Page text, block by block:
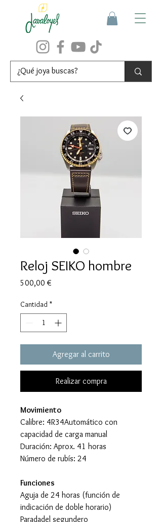
Reloj SEIKO hombre
500,00 €
Cantidad *
Agregar al carrito
Realizar compra
Movimiento
Calibre: 4R34Automático con
capacidad de carga manual
Duración: Aprox. 41 horas
Número de rubís: 24
Funciones
Aguja de 24 horas (función de
indicación de doble horario)
Paradadel segundero